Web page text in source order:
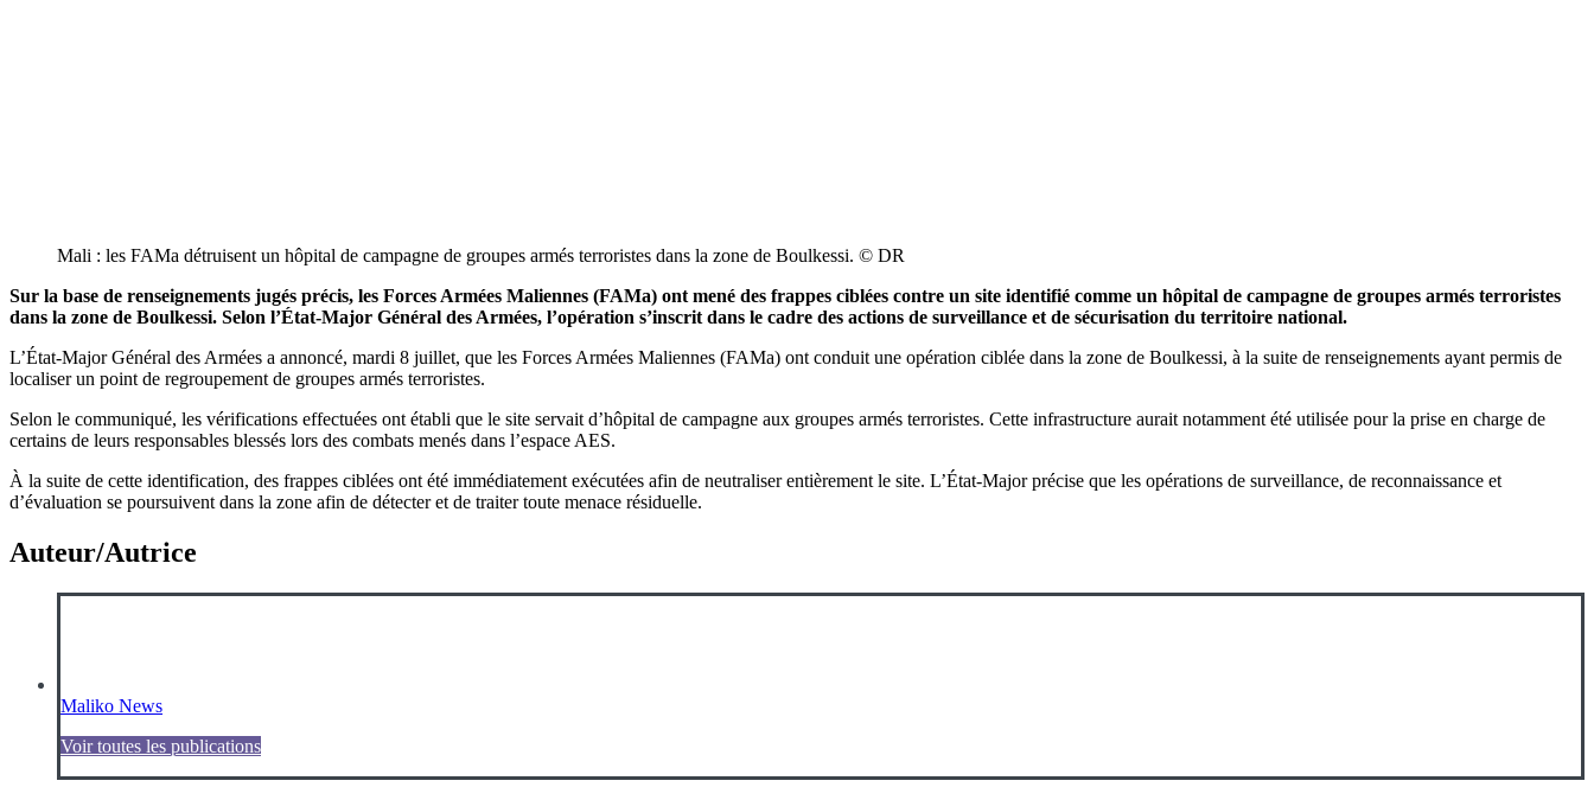
Mali : les FAMa détruisent un hôpital de campagne de groupes armés terroristes dans la zone de Boulkessi. © DR
Sur la base de renseignements jugés précis, les Forces Armées Maliennes (FAMa) ont mené des frappes ciblées contre un site identifié comme un hôpital de campagne de groupes armés terroristes
dans la zone de Boulkessi. Selon l’État-Major Général des Armées, l’opération s’inscrit dans le cadre des actions de surveillance et de sécurisation du territoire national.
L’État-Major Général des Armées a annoncé, mardi 8 juillet, que les Forces Armées Maliennes (FAMa) ont conduit une opération ciblée dans la zone de Boulkessi, à la suite de renseignements ayant permis de
localiser un point de regroupement de groupes armés terroristes.
Selon le communiqué, les vérifications effectuées ont établi que le site servait d’hôpital de campagne aux groupes armés terroristes. Cette infrastructure aurait notamment été utilisée pour la prise en charge de
certains de leurs responsables blessés lors des combats menés dans l’espace AES.
À la suite de cette identification, des frappes ciblées ont été immédiatement exécutées afin de neutraliser entièrement le site. L’État-Major précise que les opérations de surveillance, de reconnaissance et
d’évaluation se poursuivent dans la zone afin de détecter et de traiter toute menace résiduelle.
Auteur/Autrice
Maliko News
Voir toutes les publications